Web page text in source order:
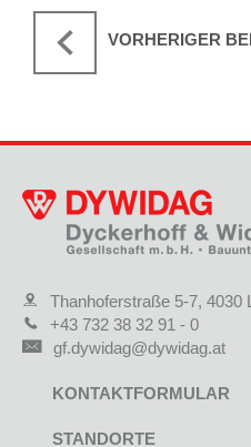
VORHERIGER
Thanhoferstraße 5-7, 4030
+43 732 38 32 91 - 0
gf.dywidag@dywidag.at
KONTAKTFORMULAR
STANDORTE